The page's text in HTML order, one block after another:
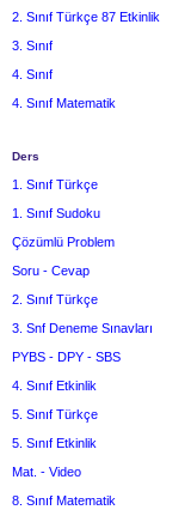
2. Sınıf Türkçe 87 Etkinlik
3. Sınıf
4. Sınıf
4. Sınıf Matematik
Ders
1. Sınıf Türkçe
1. Sınıf Sudoku
Çözümlü Problem
Soru - Cevap
2. Sınıf Türkçe
3. Snf Deneme Sınavları
PYBS - DPY - SBS
4. Sınıf Etkinlik
5. Sınıf Türkçe
5. Sınıf Etkinlik
Mat. - Video
8. Sınıf Matematik